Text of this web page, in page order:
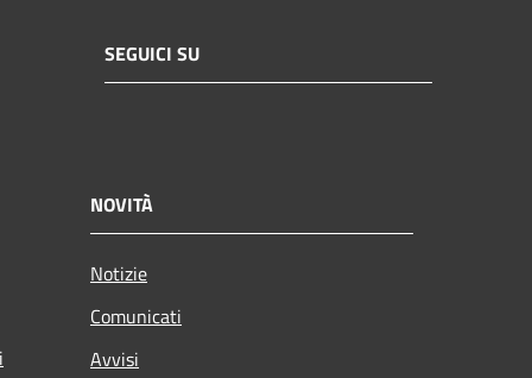
SEGUICI SU
NOVITÀ
Notizie
Comunicati
Avvisi